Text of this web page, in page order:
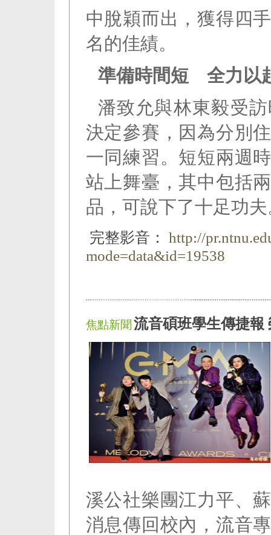
中脫穎而出，獲得四
名的佳績。
準備時間短 全力以
潘致允與林東毅受
決定參賽，因為分別
一同練習。短短兩週
站上舞臺，其中包括
品，可說下了十足功夫
完整影音：
http://
mode=data&id=19538
焦點新聞流音碩班學生傳捷報
溪公社樂團江力平、
消息傳回校內，流音